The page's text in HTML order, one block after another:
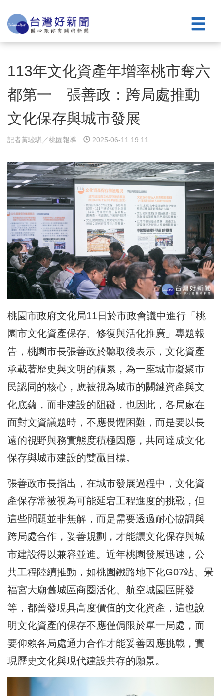
113年文化資產年增率桃市奪六
都第一 張善政：跨局處推動
文化保存與城市發展
記者黃駿騏／桃園報導 2025-06-11 19:11
桃園市政府文化局11日於市政會議中進行「桃
園市文化資產保存、修復與活化推廣」專題報
告，桃園市長張善政於聽取後表示，文化資產
承載著歷史與文明的積累，為一座城市凝聚市
民認同的核心，應被視為城市的關鍵資產與文
化底蘊，而非建設的阻礙，也因此，各局處在
面對文資議題時，不應畏懼困難，而是要以長
遠的視野與務實態度積極因應，共同達成文化
保存與城市建設的雙贏目標。
張善政市長指出，在城市發展過程中，文化資
產保存常被視為可能延宕工程進度的挑戰，但
這些問題並非無解，而是需要透過耐心協調與
跨局處合作，妥善規劃，才能讓文化保存與城
市建設得以兼容並進。近年桃園發展迅速，公
共工程陸續推動，如桃園鐵路地下化G07站、景
福宮大廟舊城區商圈活化、航空城園區開發
等，都曾發現具高度價值的文化資產，這也說
明文化資產的保存不應僅侷限於單一局處，而
要仰賴各局處通力合作才能妥善因應挑戰，實
現歷史文化與現代建設共存的願景。